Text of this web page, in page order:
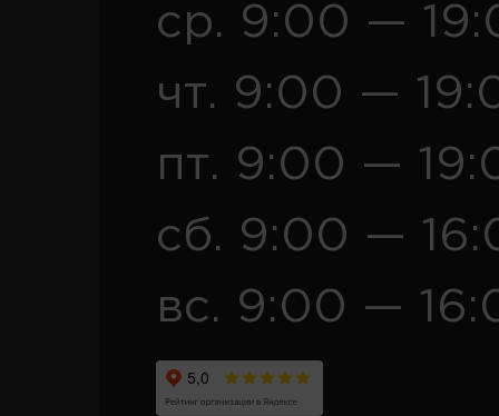
ср. 9:00 —
чт. 9:00 —
пт. 9:00 —
сб. 9:00 —
вс. 9:00 —